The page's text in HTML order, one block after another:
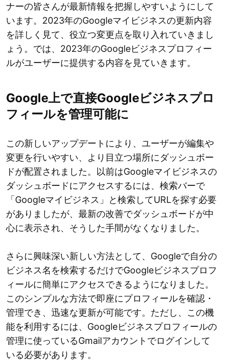
ナーの皆さんが最新情報を把握しやすいようにして
います。2023年のGoogleマイビジネスの更新内容
を詳しく見て、役立つ変更点を取り入れていきまし
ょう。では、2023年のGoogleビジネスプロフィー
ルがユーザーに提供する内容を見ていきます。
Google上で直接Googleビジネスプロ
フィールを管理可能に
この新しいアップデートにより、ユーザーが編集や
変更を行いやすい、より目立つ場所にダッシュボー
ドが配置されました。以前はGoogleマイビジネスの
ダッシュボードにアクセスするには、検索バーで
「Googleマイビジネス」と検索してURLを探す必要
がありましたが、最新の改善でダッシュボードが中
心に表示され、そうした手間がなくなりました。
さらに興味深い新しい方法として、Googleで自分の
ビジネス名を検索するだけでGoogleビジネスプロフ
ィールに簡単にアクセスできるようになりました。
このシンプルな方法で即座にプロフィールを確認・
管理でき、迅速な更新が可能です。ただし、この機
能を利用するには、Googleビジネスプロフィールの
管理に使っているGmailアカウントでログインして
いる必要があります。